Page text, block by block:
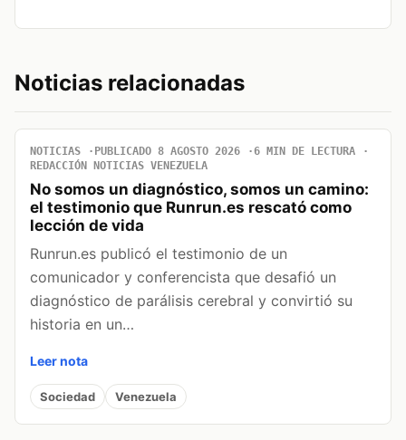
Noticias relacionadas
NOTICIAS PUBLICADO 8 AGOSTO 2026
6 MIN DE LECTURA
REDACCIÓN NOTICIAS VENEZUELA
No somos un diagnóstico, somos un camino:
el testimonio que Runrun.es rescató como
lección de vida
Runrun.es publicó el testimonio de un
comunicador y conferencista que desafió un
diagnóstico de parálisis cerebral y convirtió su
historia en un…
Leer nota
Sociedad Venezuela